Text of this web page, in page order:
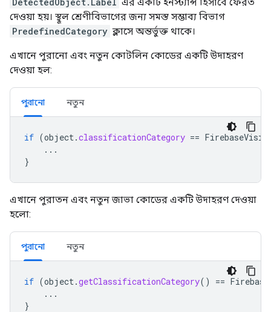
দেওয়া হয়। স্থূল শ্রেণীবিভাগের জন্য সমস্ত সম্ভাব্য বিভাগ
PredefinedCategory ক্লাসে অন্তর্ভুক্ত থাকে।
এখানে পুরানো এবং নতুন কোটলিন কোডের একটি উদাহরণ
দেওয়া হল:
পুরানো নতুন
if (object.classificationCategory ==
...
}
এখানে পুরাতন এবং নতুন জাভা কোডের একটি উদাহরণ দেওয়া
হলো:
পুরানো নতুন
if (object.getClassificationCategory() ==
...
}